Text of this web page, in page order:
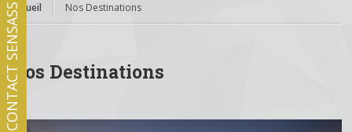
Accueil Nos Destinations
Nos Destinations
CONTACT SENSASS